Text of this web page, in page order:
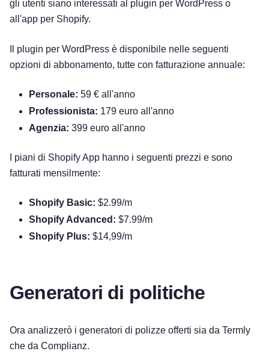
gli utenti siano interessati al plugin per WordPress o
all'app per Shopify.
Il plugin per WordPress è disponibile nelle seguenti
opzioni di abbonamento, tutte con fatturazione annuale:
Personale: 59 € all'anno
Professionista: 179 euro all'anno
Agenzia: 399 euro all'anno
I piani di Shopify App hanno i seguenti prezzi e sono
fatturati mensilmente:
Shopify Basic: $2.99/m
Shopify Advanced: $7.99/m
Shopify Plus: $14,99/m
Generatori di politiche
Ora analizzerò i generatori di polizze offerti sia da Termly
che da Complianz.